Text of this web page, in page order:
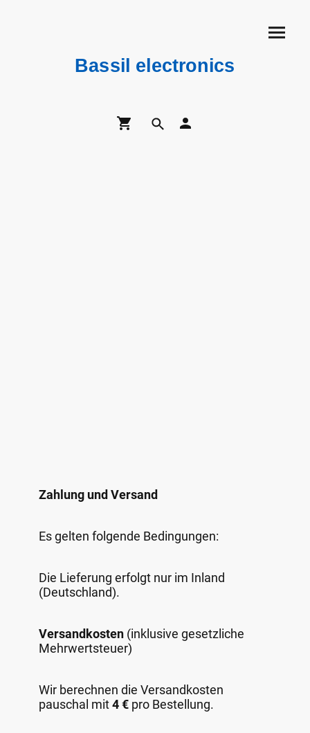
Bassil electronics
Zahlung und Versand
Es gelten folgende Bedingungen:
Die Lieferung erfolgt nur im Inland
(Deutschland).
Versandkosten (inklusive gesetzliche
Mehrwertsteuer)
Wir berechnen die Versandkosten
pauschal mit4 € pro Bestellung.